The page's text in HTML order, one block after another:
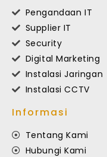
Pengandaan IT
Supplier IT
Security
Digital Marketing
Instalasi Jaringan
Instalasi CCTV
Informasi
Tentang Kami
Hubungi Kami